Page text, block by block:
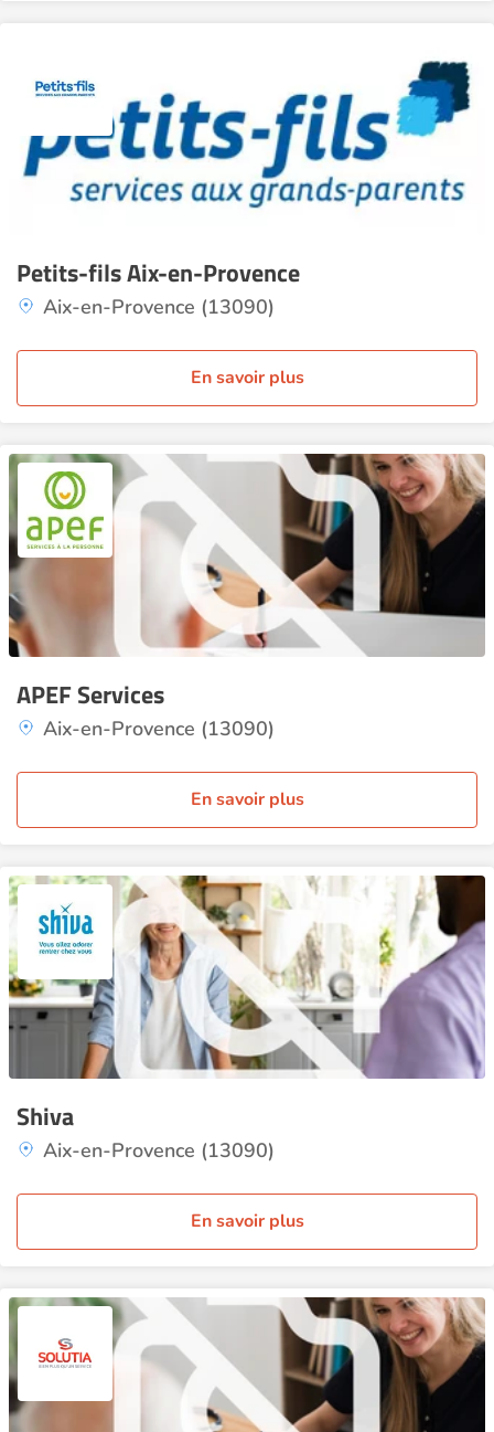
Petits-fils Aix-en-Provence
Aix-en-Provence (13090)
En savoir plus
APEF Services
Aix-en-Provence (13090)
En savoir plus
Shiva
Aix-en-Provence (13090)
En savoir plus